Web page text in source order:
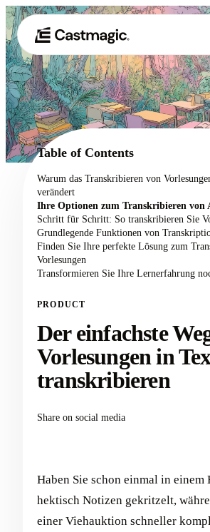
01 Produkt
02 Anwendungsfälle
Preisgestaltung
Über uns
Table of Contents
Warum das Transkribieren von
verändert
Ihre Optionen zum Transkribieren von
Schritt für Schritt: So transkribieren Sie
Grundlegende Funktionen von
Finden Sie Ihre perfekte Lösung zum
Vorlesungen
Transformieren Sie Ihre Lernerfahrung
PRODUCT
Der einfachste
Vorlesungen in
transkribieren
Share on social media
Haben Sie schon einmal in einem
hektisch Notizen gekritzelt,
einer Viehauktion schneller